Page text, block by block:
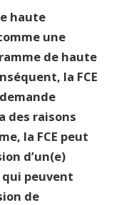
haute
une
de haute
la FCE
des raisons
la FCE peut
d’un(e)
qui peuvent
de